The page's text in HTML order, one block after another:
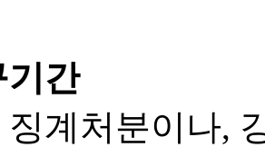
기간
계처분이나,